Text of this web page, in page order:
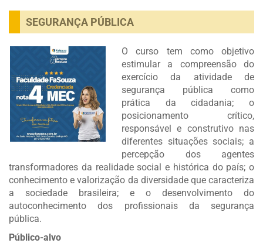
SEGURANÇA PÚBLICA
O curso tem como objetivo
estimular a compreensão do
exercício da atividade de
segurança pública como
prática da cidadania; o
posicionamento crítico,
responsável e construtivo nas
diferentes situações sociais; a
percepção dos agentes
transformadores da realidade social e histórica do país; o
conhecimento e valorização da diversidade que caracteriza
a sociedade brasileira; e o desenvolvimento do
autoconhecimento dos profissionais da segurança
pública.
Público-alvo